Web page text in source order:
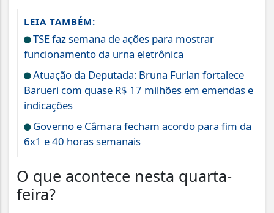
LEIA TAMBÉM:
TSE faz semana de ações para mostrar
funcionamento da urna eletrônica
Atuação da Deputada: Bruna Furlan fortalece
Barueri com quase R$ 17 milhões em emendas e
indicações
Governo e Câmara fecham acordo para fim da
6x1 e 40 horas semanais
O que acontece nesta quarta-
feira?